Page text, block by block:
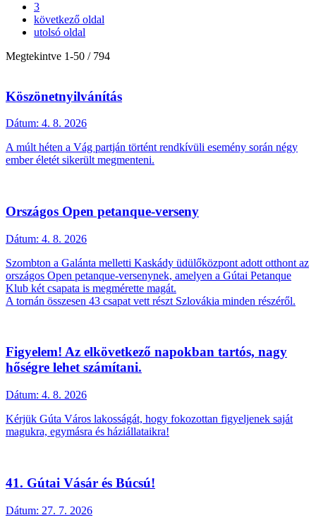
3
következő oldal
utolsó oldal
Megtekintve 1-50 / 794
Köszönetnyilvánítás
Dátum: 4. 8. 2026
A múlt héten a Vág partján történt rendkívüli esemény során négy
ember életét sikerült megmenteni.
Országos Open petanque-verseny
Dátum: 4. 8. 2026
Szombton a Galánta melletti Kaskády üdülőközpont adott otthont az
országos Open petanque-versenynek, amelyen a Gútai Petanque
Klub két csapata is megmérette magát.
A tornán összesen 43 csapat vett részt Szlovákia minden részéről.
Figyelem! Az elkövetkező napokban tartós, nagy
hőségre lehet számítani.
Dátum: 4. 8. 2026
Kérjük Gúta Város lakosságát, hogy fokozottan figyeljenek saját
magukra, egymásra és háziállataikra!
41. Gútai Vásár és Búcsú!
Dátum: 27. 7. 2026